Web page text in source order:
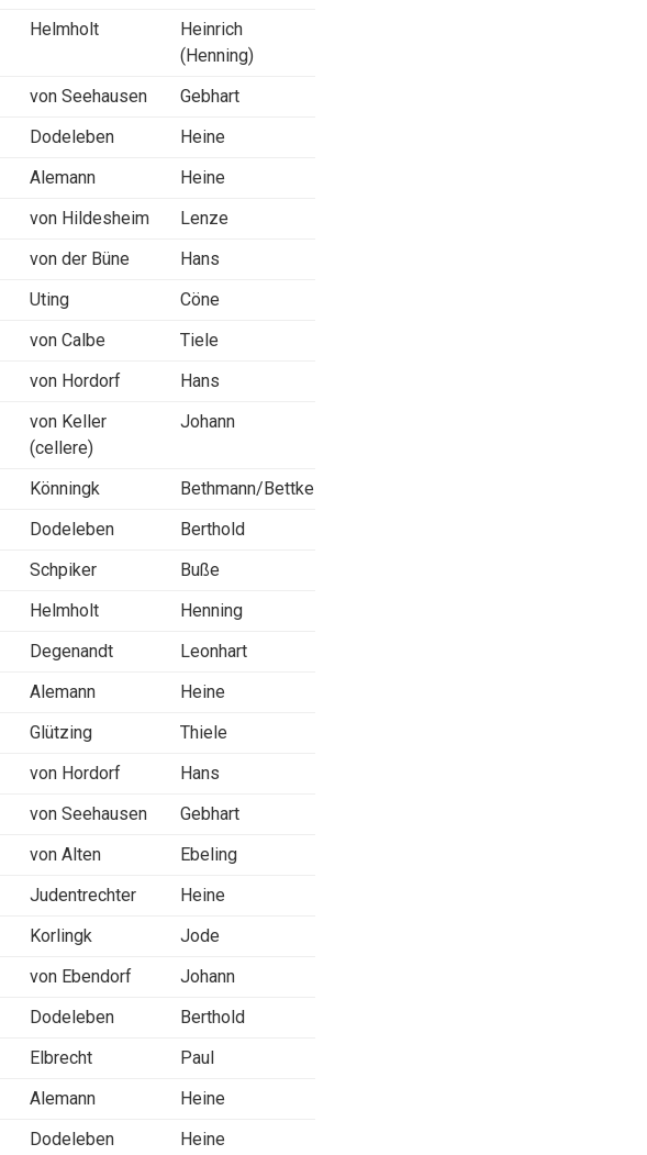
Helmholt
Heinrich
(Henning)
von Seehausen
Gebhart
Dodeleben
Heine
Alemann
Heine
von Hildesheim
Lenze
von der Büne
Hans
Uting
Cöne
von Calbe
Tiele
von Hordorf
Hans
von Keller
(cellere)
Johann
Könningk
Bethmann/Bettke
Dodeleben
Berthold
Schpiker
Buße
Helmholt
Henning
Degenandt
Leonhart
Alemann
Heine
Glützing
Thiele
von Hordorf
Hans
von Seehausen
Gebhart
von Alten
Ebeling
Judentrechter
Heine
Korlingk
Jode
von Ebendorf
Johann
Dodeleben
Berthold
Elbrecht
Paul
Alemann
Heine
Dodeleben
Heine